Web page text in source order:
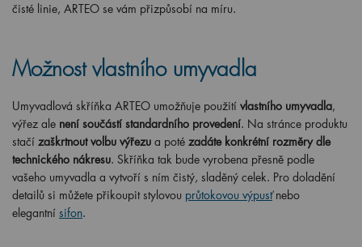
čisté linie, ARTEO se vám přizpůsobí na míru.
Možnost vlastního umyvadla
Umyvadlová skříňka ARTEO umožňuje použití vlastního umyvadla,
výřez ale není součástí standardního provedení. Na stránce produktu
stačí zaškrtnout volbu výřezu a poté zadáte konkrétní rozměry dle
technického nákresu. Skříňka tak bude vyrobena přesně podle
vašeho umyvadla a vytvoří s ním čistý, sladěný celek. Pro doladění
detailů si můžete přikoupit stylovou průtokovou výpusť nebo
elegantní sifon.